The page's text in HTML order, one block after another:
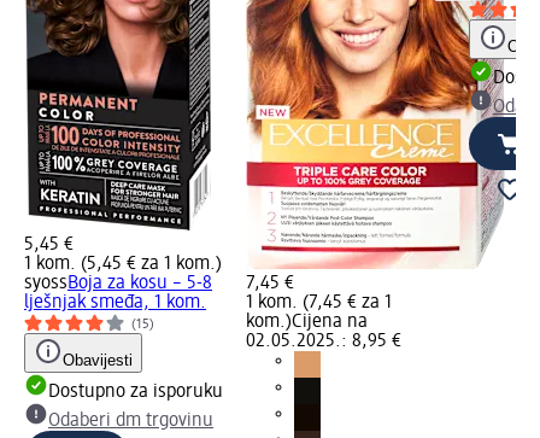
5,45 €
1 kom. (5,45 € za 1 kom.)
syossBoja za kosu – 5-8
lješnjak smeđa, 1 kom.
(15)
Obavijesti
Dostupno za isporuku
Odaberi dm trgovinu
7,45 €
1 kom. (7,45 € za 1
kom.)Cijena na
02.05.2025.: 8,95 €